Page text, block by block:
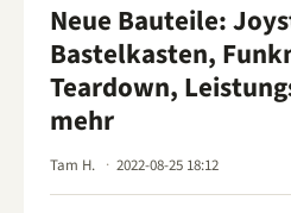
Neue Bauteile:
Bastelkasten,
Teardown,
mehr
Tam H. 2022-08-25 18:12